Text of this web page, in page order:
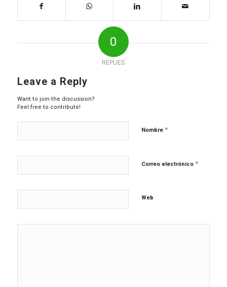
0
REPLIES
Leave a Reply
Want to join the discussion?
Feel free to contribute!
Nombre *
Correo electrónico *
Web